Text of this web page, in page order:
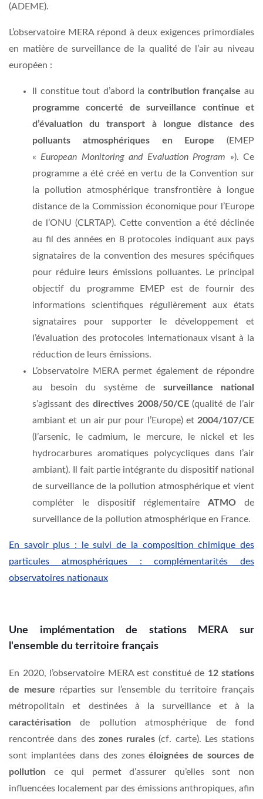
(ADEME).
L’observatoire MERA répond à deux exigences primordiales
en matière de surveillance de la qualité de l’air au niveau
européen :
Il constitue tout d’abord la contribution françaiseau
programme concerté de surveillance continue et
d’évaluation du transport à longue distance des
polluants atmosphériques en Europe (EMEP
« European Monitoring and Evaluation Program »). Ce
programme a été créé en vertu de la Convention sur
la pollution atmosphérique transfrontière à longue
distance de la Commission économique pour l’Europe
de l’ONU (CLRTAP). Cette convention a été déclinée
au fil des années en 8 protocoles indiquant aux pays
signataires de la convention des mesures spécifiques
pour réduire leurs émissions polluantes. Le principal
objectif du programme EMEP est de fournir des
informations scientifiques régulièrement aux états
signataires pour supporter le développement et
l’évaluation des protocoles internationaux visant à la
réduction de leurs émissions.
L’observatoire MERA permet également de répondre
au besoin du système de
surveillance national
s’agissant des directives 2008/50/CE(qualité de l’air
ambiant et un air pur pour l’Europe) et 2004/107/CE
(l’arsenic, le cadmium, le mercure, le nickel et les
hydrocarbures aromatiques polycycliques dans l’air
ambiant). Il fait partie intégrante du dispositif national
de surveillance de la pollution atmosphérique et vient
compléter le dispositif réglementaireATMO de
surveillance de la pollution atmosphérique en France.
En savoir plus : le suivi de la composition chimique des
particules atmosphériques : complémentarités des
observatoires nationaux
Une implémentation de stations MERA sur
l'ensemble du territoire français
En 2020, l’observatoire MERA est constitué de 12 stations
de mesure réparties sur l’ensemble du territoire français
métropolitain et destinées à la surveillance et à la
caractérisation de pollution atmosphérique de fond
rencontrée dans des zones rurales (cf. carte). Les stations
sont implantées dans des zoneséloignées de sources de
pollution ce qui permet d’assurer qu’elles sont non
influencées localement par des émissions anthropiques, afin